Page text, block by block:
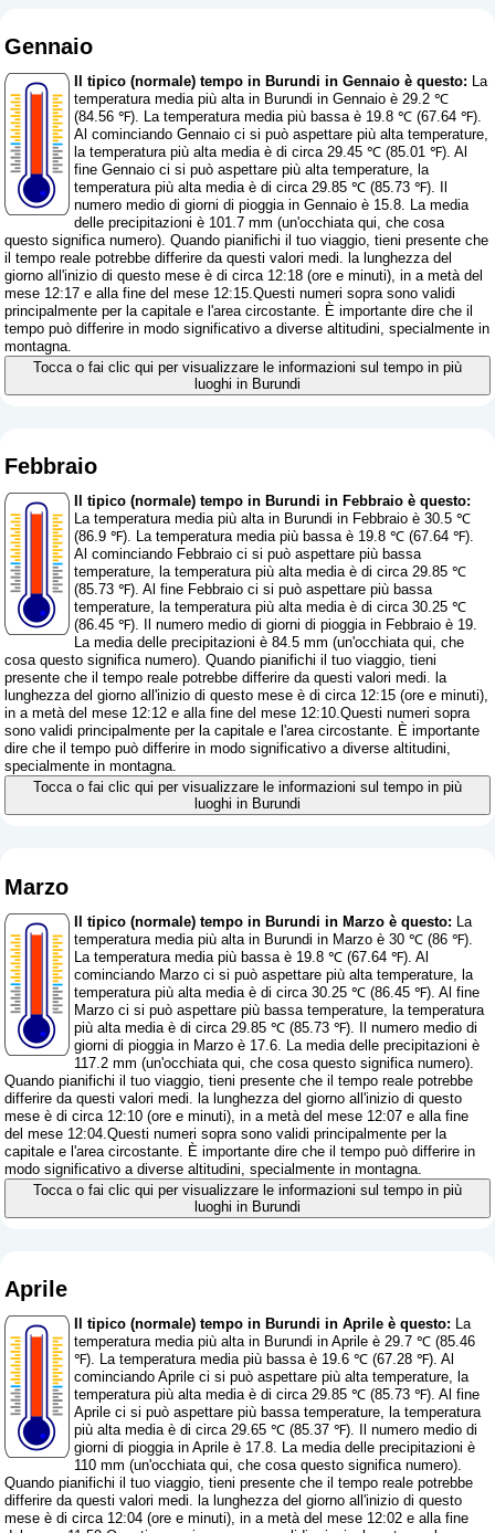
Gennaio
Il tipico (normale) tempo in Burundi in Gennaio è questo: La
temperatura media più alta in Burundi in Gennaio è 29.2 ℃
(84.56 ℉). La temperatura media più bassa è 19.8 ℃ (67.64 ℉).
Al cominciando Gennaio ci si può aspettare più alta temperature,
la temperatura più alta media è di circa 29.45 ℃ (85.01 ℉). Al
fine Gennaio ci si può aspettare più alta temperature, la
temperatura più alta media è di circa 29.85 ℃ (85.73 ℉). Il
numero medio di giorni di pioggia in Gennaio è 15.8. La media
delle precipitazioni è 101.7 mm (un'occhiata qui, che cosa
questo significa numero). Quando pianifichi il tuo viaggio, tieni presente che
il tempo reale potrebbe differire da questi valori medi. la lunghezza del
giorno all'inizio di questo mese è di circa 12:18 (ore e minuti), in a metà del
mese 12:17 e alla fine del mese 12:15.Questi numeri sopra sono validi
principalmente per la capitale e l'area circostante. È importante dire che il
tempo può differire in modo significativo a diverse altitudini, specialmente in
montagna.
Tocca o fai clic qui per visualizzare le informazioni sul tempo in più
luoghi in Burundi
Febbraio
Il tipico (normale) tempo in Burundi in Febbraio è questo:
La temperatura media più alta in Burundi in Febbraio è 30.5 ℃
(86.9 ℉). La temperatura media più bassa è 19.8 ℃ (67.64 ℉).
Al cominciando Febbraio ci si può aspettare più bassa
temperature, la temperatura più alta media è di circa 29.85 ℃
(85.73 ℉). Al fine Febbraio ci si può aspettare più bassa
temperature, la temperatura più alta media è di circa 30.25 ℃
(86.45 ℉). Il numero medio di giorni di pioggia in Febbraio è 19.
La media delle precipitazioni è 84.5 mm (un'occhiata qui, che
cosa questo significa numero). Quando pianifichi il tuo viaggio, tieni
presente che il tempo reale potrebbe differire da questi valori medi. la
lunghezza del giorno all'inizio di questo mese è di circa 12:15 (ore e minuti),
in a metà del mese 12:12 e alla fine del mese 12:10.Questi numeri sopra
sono validi principalmente per la capitale e l'area circostante. È importante
dire che il tempo può differire in modo significativo a diverse altitudini,
specialmente in montagna.
Tocca o fai clic qui per visualizzare le informazioni sul tempo in più
luoghi in Burundi
Marzo
Il tipico (normale) tempo in Burundi in Marzo è questo: La
temperatura media più alta in Burundi in Marzo è 30 ℃ (86 ℉).
La temperatura media più bassa è 19.8 ℃ (67.64 ℉). Al
cominciando Marzo ci si può aspettare più alta temperature, la
temperatura più alta media è di circa 30.25 ℃ (86.45 ℉). Al fine
Marzo ci si può aspettare più bassa temperature, la temperatura
più alta media è di circa 29.85 ℃ (85.73 ℉). Il numero medio di
giorni di pioggia in Marzo è 17.6. La media delle precipitazioni è
117.2 mm (un'occhiata qui, che cosa questo significa numero).
Quando pianifichi il tuo viaggio, tieni presente che il tempo reale potrebbe
differire da questi valori medi. la lunghezza del giorno all'inizio di questo
mese è di circa 12:10 (ore e minuti), in a metà del mese 12:07 e alla fine
del mese 12:04.Questi numeri sopra sono validi principalmente per la
capitale e l'area circostante. È importante dire che il tempo può differire in
modo significativo a diverse altitudini, specialmente in montagna.
Tocca o fai clic qui per visualizzare le informazioni sul tempo in più
luoghi in Burundi
Aprile
Il tipico (normale) tempo in Burundi in Aprile è questo: La
temperatura media più alta in Burundi in Aprile è 29.7 ℃ (85.46
℉). La temperatura media più bassa è 19.6 ℃ (67.28 ℉). Al
cominciando Aprile ci si può aspettare più alta temperature, la
temperatura più alta media è di circa 29.85 ℃ (85.73 ℉). Al fine
Aprile ci si può aspettare più bassa temperature, la temperatura
più alta media è di circa 29.65 ℃ (85.37 ℉). Il numero medio di
giorni di pioggia in Aprile è 17.8. La media delle precipitazioni è
110 mm (un'occhiata qui, che cosa questo significa numero).
Quando pianifichi il tuo viaggio, tieni presente che il tempo reale potrebbe
differire da questi valori medi. la lunghezza del giorno all'inizio di questo
mese è di circa 12:04 (ore e minuti), in a metà del mese 12:02 e alla fine